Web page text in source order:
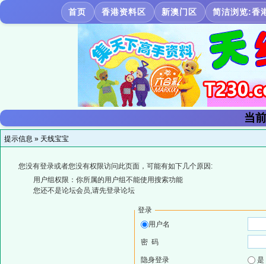
首页 香港资料区 新澳门区 简洁浏览:香
当
提示信息 » 天线宝宝
您没有登录或者您没有权限访问此页面，可能有如下几个原因:
用户组权限：你所属的用户组不能使用搜索功能
您还不是论坛会员,请先登录论坛
登录
用户名
密 码
隐身登录